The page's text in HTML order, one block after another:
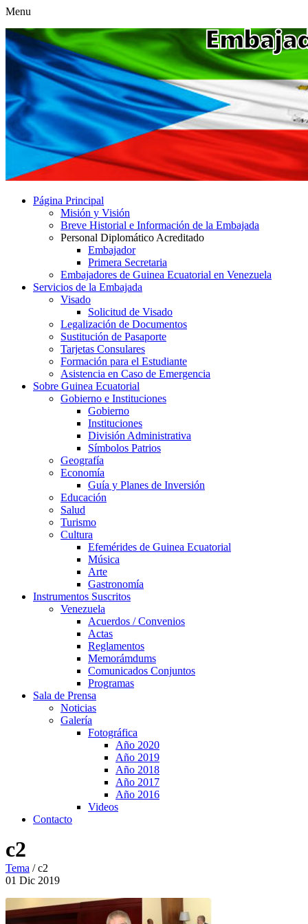
Menu
Página Principal
Misión y Visión
Breve Historial e Información de la Embajada
Personal Diplomático Acreditado
Embajador
Primera Secretaria
Embajadores de Guinea Ecuatorial en Venezuela
Servicios de la Embajada
Visado
Solicitud de Visado
Legalización de Documentos
Sustitución de Pasaporte
Tarjetas Consulares
Formación para el Estudiante
Asistencia en Caso de Emergencia
Sobre Guinea Ecuatorial
Gobierno e Instituciones
Gobierno
Instituciones
División Administrativa
Símbolos Patrios
Geografía
Economía
Guía y Planes de Inversión
Educación
Salud
Turismo
Cultura
Efemérides de Guinea Ecuatorial
Música
Arte
Gastronomía
Instrumentos Suscritos
Venezuela
Acuerdos / Convenios
Actas
Reglamentos
Memorámdums
Comunicados Conjuntos
Programas
Sala de Prensa
Noticias
Galería
Fotográfica
Año 2020
Año 2019
Año 2018
Año 2017
Año 2016
Videos
Contacto
c2
Tema /c2
01 Dic 2019